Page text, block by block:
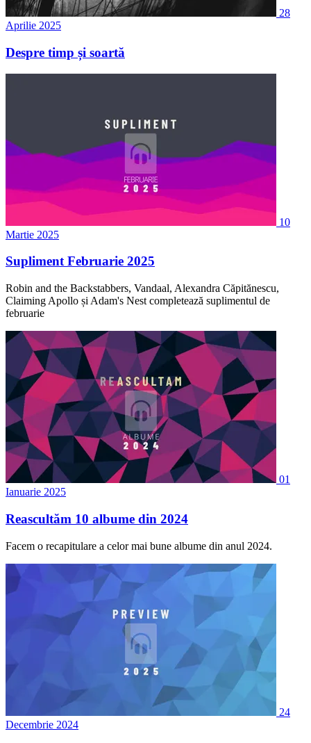
28
Aprilie 2025
Despre timp și soartă
10
Martie 2025
Supliment Februarie 2025
Robin and the Backstabbers, Vandaal, Alexandra Căpitănescu,
Claiming Apollo și Adam's Nest completează suplimentul de
februarie
01
Ianuarie 2025
Reascultăm 10 albume din 2024
Facem o recapitulare a celor mai bune albume din anul 2024.
24
Decembrie 2024